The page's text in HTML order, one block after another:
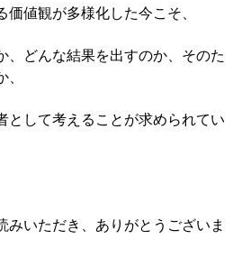
値観が多様化した今こそ、
、どんな結果を出すのか、そのた
として考えることが求められてい
みいただき、ありがとうございま